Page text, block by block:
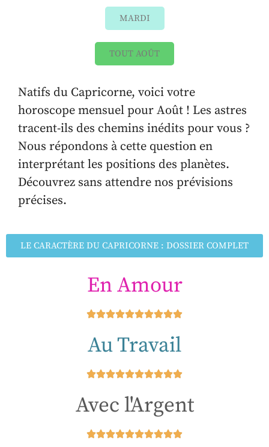
MARDI
TOUT AOÛT
Natifs du Capricorne, voici votre
horoscope mensuel pour Août ! Les astres
tracent-ils des chemins inédits pour vous ?
Nous répondons à cette question en
interprétant les positions des planètes.
Découvrez sans attendre nos prévisions
précises.
LE CARACTÈRE DU CAPRICORNE : DOSSIER COMPLET
En Amour
Au Travail
Avec l'Argent